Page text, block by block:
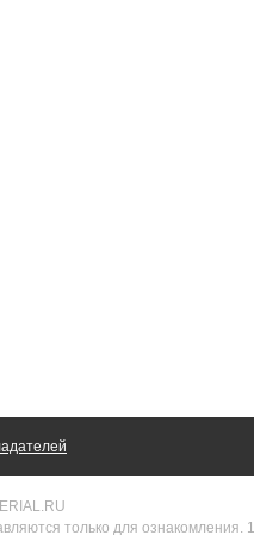
только для ознакомления.